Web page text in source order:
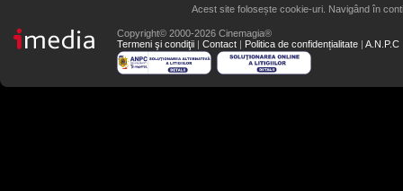
Acest site folosește cookie-uri. Navigând în
Copyright© 2000-2026 Cinemagia®
Termeni şi condiţii | Contact | Politica de confidențialitate | A.N.P.C